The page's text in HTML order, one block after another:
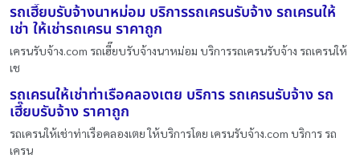
รถเฮี๊ยบรับจ้างนาหม่อม บริการรถเครนรับจ้าง รถเครนให้
เช่า ให้เช่ารถเครน ราคาถูก
เครนรับจ้าง.com รถเฮี๊ยบรับจ้างนาหม่อม บริการรถเครนรับจ้าง รถเครนให้
เช
รถเครนให้เช่าท่าเรือคลองเตย บริการ รถเครนรับจ้าง รถ
เฮี๊ยบรับจ้าง ราคาถูก
รถเครนให้เช่าท่าเรือคลองเตย ให้บริการโดย เครนรับจ้าง.com บริการ รถ
เครน